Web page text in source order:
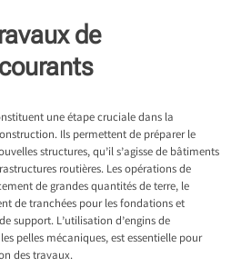
de
une étape cruciale dans la
Ils permettent de préparer le
structures, qu’il s’agisse de bâtiments
routières. Les opérations de
de grandes quantités de terre, le
de tranchées pour les fondations et
support. L’utilisation d’engins de
pelles mécaniques, est essentielle pour
des travaux.